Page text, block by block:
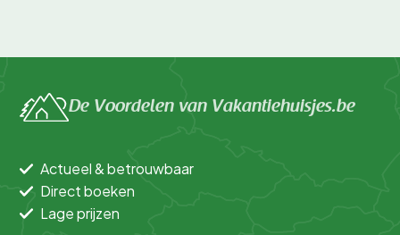
De Voordelen van Vakantiehuisjes.be
Actueel & betrouwbaar
Direct boeken
Lage prijzen